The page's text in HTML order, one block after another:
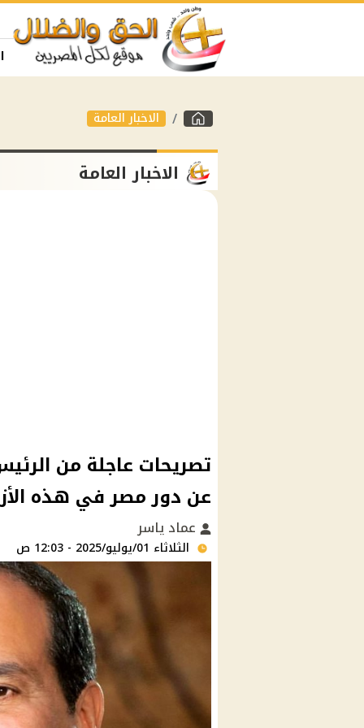
الاخبار العامة
الاخبار العامة
تصريحات عاجلة من
عن دور مصر في هذه
عماد ياسر
الثلاثاء 01/يوليو/2025 - 12:03 ص